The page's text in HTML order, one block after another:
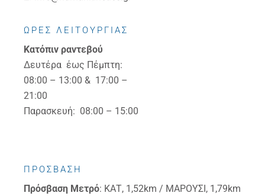
ΩΡΕΣ ΛΕΙΤΟΥΡΓΙΑΣ
Κατόπιν ραντεβού
Δευτέρα έως Πέμπτη:
08:00 – 13:00 & 17:00 –
21:00
Παρασκευή: 08:00 – 15:00
ΠΡΟΣΒΑΣΗ
Πρόσβαση Μετρό: ΚΑΤ, 1,52km / ΜΑΡΟΥΣΙ, 1,79km